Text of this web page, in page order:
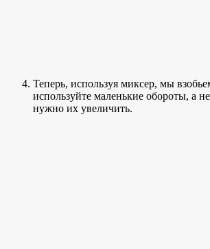
Теперь, используя миксер, мы
используйте маленькие обороты, а
нужно их увеличить.